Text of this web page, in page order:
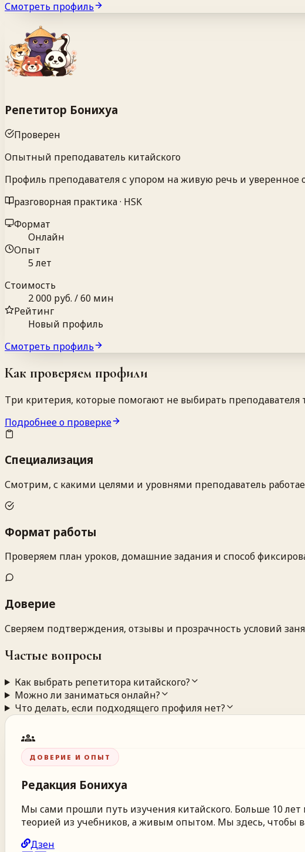
Смотреть профиль
Репетитор Бонихуа
Проверен
Опытный преподаватель китайского
Профиль преподавателя с упором на живую речь и
разговорная практика · HSK
Формат
Онлайн
Опыт
5 лет
Стоимость
2 000 руб. / 60 мин
Рейтинг
Новый профиль
Смотреть профиль
Как проверяем профили
Три критерия, которые помогают не выбирать преподавателя
Подробнее о проверке
Специализация
Смотрим, с какими целями и уровнями преподаватель
Формат работы
Проверяем план уроков, домашние задания и способ
Доверие
Сверяем подтверждения, отзывы и прозрачность условий
Частые вопросы
Как выбрать репетитора китайского?
Можно ли заниматься онлайн?
Что делать, если подходящего профиля нет?
groups
ДОВЕРИЕ И ОПЫТ
Редакция Бонихуа
Мы сами прошли путь изучения китайского. Больше 10
теорией из учебников, а живым опытом. Мы здесь, чтобы
Дзен